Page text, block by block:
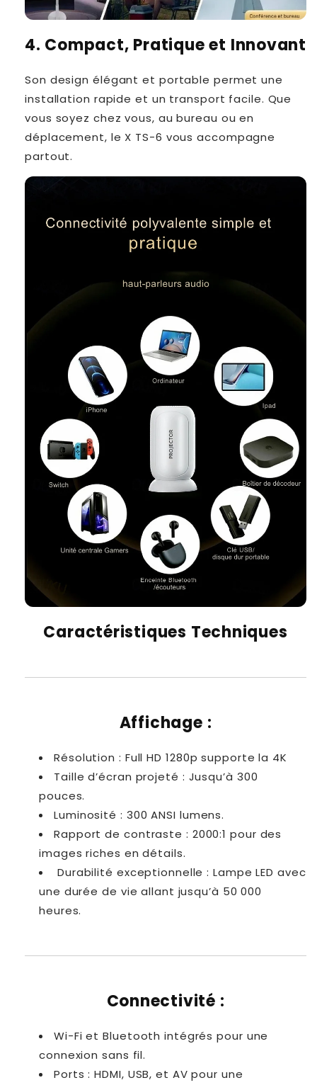
4. Compact, Pratique et Innovant
Son design élégant et portable permet une
installation rapide et un transport facile. Que
vous soyez chez vous, au bureau ou en
déplacement, le X TS-6 vous accompagne
partout.
Caractéristiques Techniques
Affichage :
Résolution : Full HD 1280p supporte la 4K
Taille d’écran projeté : Jusqu’à 300
pouces.
Luminosité : 300 ANSI lumens.
Rapport de contraste : 2000:1 pour des
images riches en détails.
Durabilité exceptionnelle : Lampe LED avec
une durée de vie allant jusqu’à 50 000
heures.
Connectivité :
Wi-Fi et Bluetooth intégrés pour une
connexion sans fil.
Ports : HDMI, USB, et AV pour une